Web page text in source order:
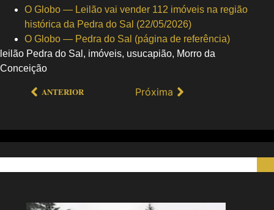
O Globo — Leilão vai vender 112 imóveis na região
histórica da Pedra do Sal (22/05/2026)
O Globo — Pedra do Sal (página de referência)
leilão Pedra do Sal, imóveis, usucapião, Morro da
Conceição
ANTERIOR Próxima